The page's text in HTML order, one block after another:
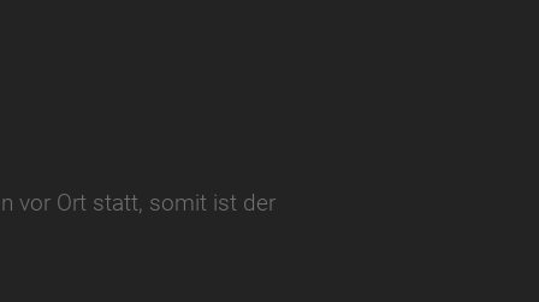
vor Ort statt, somit ist der